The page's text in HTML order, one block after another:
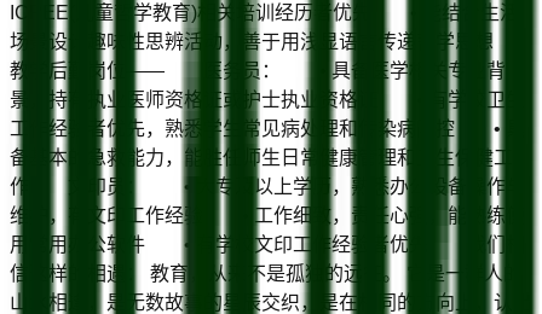
ICPEE(儿童哲学教育)相关培训经历者优先 • 能结合生活
场景设计趣味性思辨活动，善于用浅显语言传递哲学思想
教学后勤岗位—— 医务员： • 具备医学相关专业背
景，持有执业医师资格证或护士执业资格证 • 有学校卫生
工作经验者优先，熟悉学生常见病处理和传染病防控 • 具
备基本的急救能力，能胜任师生日常健康管理和卫生保健工
作 文印员： • 大专及以上学历，熟悉办公设备操作与
维护，有文印工作经验 • 工作细致，责任心强，能熟练使
用常用办公软件 • 有学校文印工作经验者优先 我们相
信这样的相遇： 教育，从来不是孤独的远征。 它是一群人的
山水相逢，是无数故事的星辰交织，是在相同的方向上，认出